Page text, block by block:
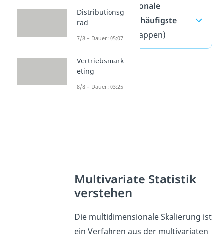
Multidimensionale
Skalierung — häufigste
Fragen (ausklappen)
Multivariate Statistik
verstehen
Die multidimensionale Skalierung ist
ein Verfahren aus der multivariaten
Distributionsg
rad
7/8 – Dauer: 05:07
Vertriebsmark
eting
8/8 – Dauer: 03:25